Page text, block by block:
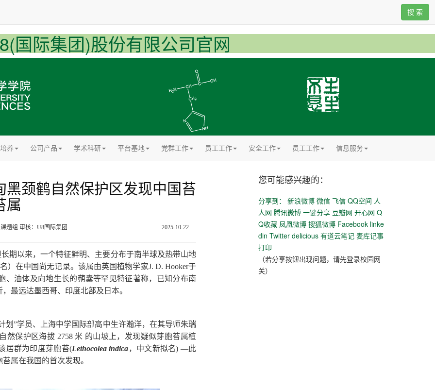
国际集团)股份有限公司官网
搜 索
养 公司产品 学术科研 平台基地 党群工作 员工工作 安全工作 员工工作 信息服务
颈鹤自然保护区发现中国苔
属
题组 审核：U8国际集团 2025-10-22
期以来，一个特征鲜明、主要分布于南半球及热带山地
）在中国尚无记录。该属由英国植物学家J. D. Hooker于
、油体及向地生长的蒴囊等罕见特征著称，已知分布南
最远达墨西哥、印度北部及日本。
划”学员、上海中学国际部高中生许瀚洋，在其导师朱瑞
然保护区海拔 2758 米 的山坡上，发现疑似芽胞苔属植
居群为印度芽胞苔(Lethocolea indica，中文新拟名) —此
属在我国的首次发现。
您可能感兴趣的：
分享到： 新浪微博 微信 飞信 QQ空间 人
人网 腾讯微博 一键分享 豆瓣网 开心网 Q
Q收藏 凤凰微博 搜狐微博 Facebook linke
din Twitter delicious 有道云笔记 麦库记事
打印
（若分享按钮出现问题，请先登录校园网
关）